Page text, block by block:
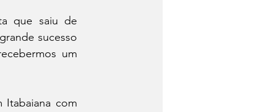
que saiu de
sucesso
um
com